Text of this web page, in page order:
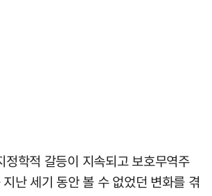
정학적 갈등이 지속되고 보호무역주
난 세기 동안 볼 수 없었던 변화를 겪